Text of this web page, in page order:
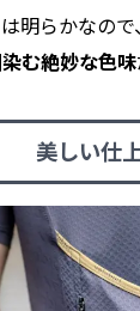
明らかなので、
む絶妙な色味
美しい仕